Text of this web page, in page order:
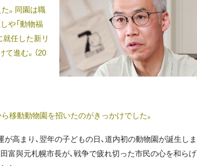
。同園は職
や「動物福
就任した新リ
て進む。（20
動動物園を招いたのがきっかけでした。
高まり、翌年の子どもの日、道内初の動物園が誕生しま
田富與元札幌市長が、戦争で疲れ切った市民の心を和らげ